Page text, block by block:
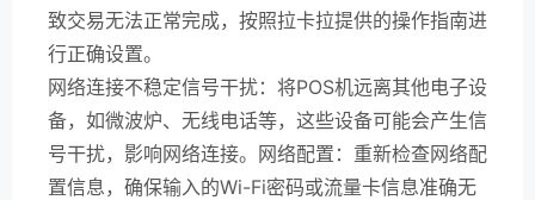
致交易无法正常完成，按照拉卡拉提供的操作指南进
行正确设置。
网络连接不稳定信号干扰：将POS机远离其他电子设
备，如微波炉、无线电话等，这些设备可能会产生信
号干扰，影响网络连接。网络配置：重新检查网络配
置信息，确保输入的Wi-Fi密码或流量卡信息准确无